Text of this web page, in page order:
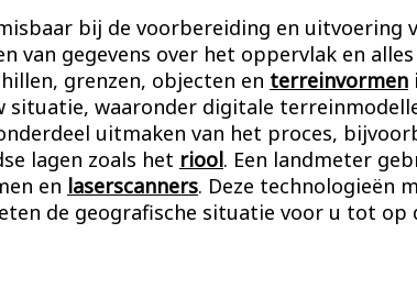
bij de voorbereiding en
van gegevens over het oppervlak en
grenzen, objecten en terreinvormen
situatie, waaronder digitale
uitmaken van het proces,
lagen zoals het riool. Een landmeter
en laserscanners. Deze technologieën
de geografische situatie voor u tot